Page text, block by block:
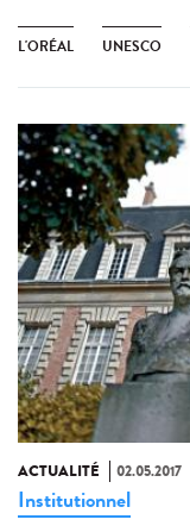
L'ORÉAL UNESCO
ACTUALITÉ 02.05.2017
Institutionnel